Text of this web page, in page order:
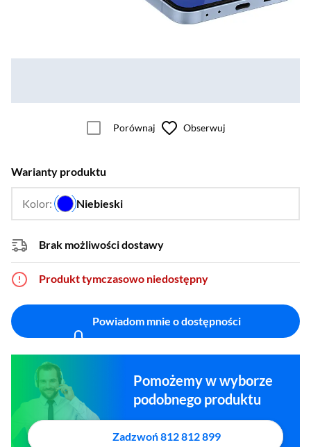
Porównaj Obserwuj
Warianty produktu
Kolor: Niebieski
…
Brak możliwości dostawy
Produkt tymczasowo niedostępny
Powiadom mnie o dostępności
Pomożemy w wyborze
podobnego produktu
Zadzwoń 812 812 899